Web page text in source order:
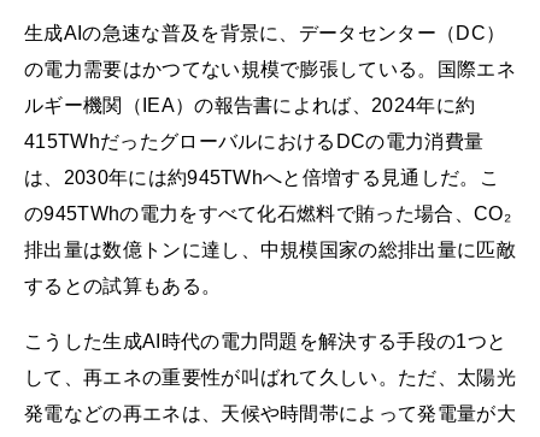
生成AIの急速な普及を背景に、データセンター（DC）
の電力需要はかつてない規模で膨張している。国際エネ
ルギー機関（IEA）の報告書によれば、2024年に約
415TWhだったグローバルにおけるDCの電力消費量
は、2030年には約945TWhへと倍増する見通しだ。こ
の945TWhの電力をすべて化石燃料で賄った場合、CO₂
排出量は数億トンに達し、中規模国家の総排出量に匹敵
するとの試算もある。
こうした生成AI時代の電力問題を解決する手段の1つと
して、再エネの重要性が叫ばれて久しい。ただ、太陽光
発電などの再エネは、天候や時間帯によって発電量が大